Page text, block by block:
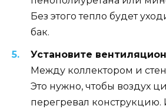
Без этого тепло будет
бак.
Установите
Между коллектором и
Это нужно, чтобы воздух
перегревал конструкцию.